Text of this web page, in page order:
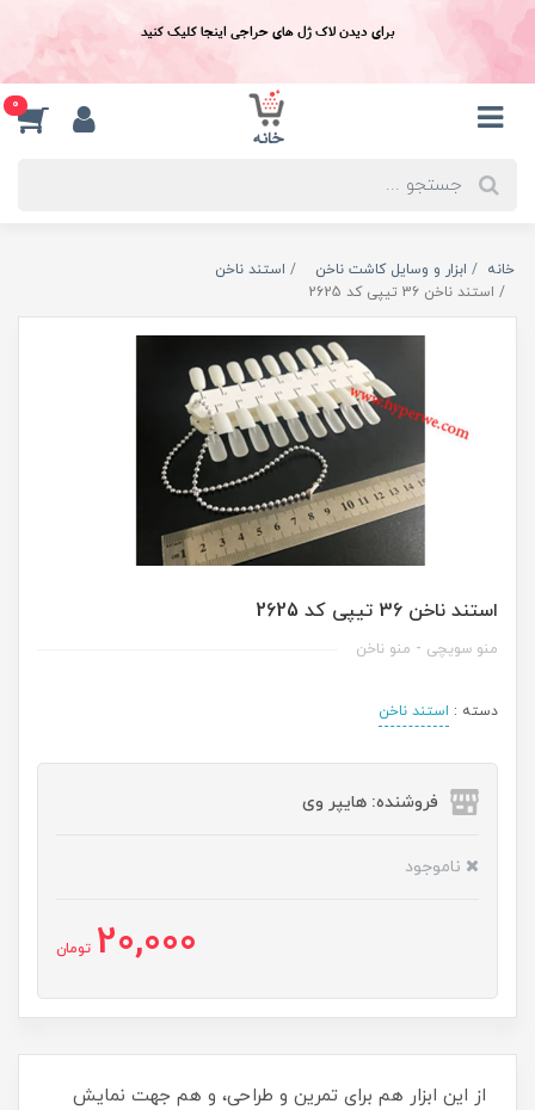
برای دیدن لاک ژل های حراجی اینجا کلیک کنید
0
خانه ابزار و وسایل کاشت ناخن
استند ناخن
استند ناخن 36 تیپی کد 2625
استند ناخن 36 تیپی کد 2625
منو سویچی - منو ناخن
دسته : استند ناخن
فروشنده: هایپر وی
ناموجود
20,000 تومان
از این ابزار هم برای تمرین و طراحی، و هم جهت نمایش